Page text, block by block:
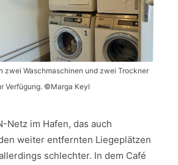
zwei Waschmaschinen und zwei Trockner
Verfügung. ©Marga Keyl
Netz im Hafen, das auch
weiter entfernten Liegeplätzen
schlechter. In dem Café